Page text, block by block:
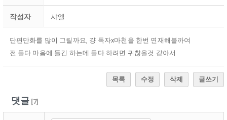
작성자 샤엘
단편만화를 많이 그릴까요, 걍 독자x마천을 한번 연재해볼까여
전 둘다 마음에 들긴 하는데 둘다 하려면 귀찮을것 같아서
목록 수정 삭제 글쓰기
댓글[7]